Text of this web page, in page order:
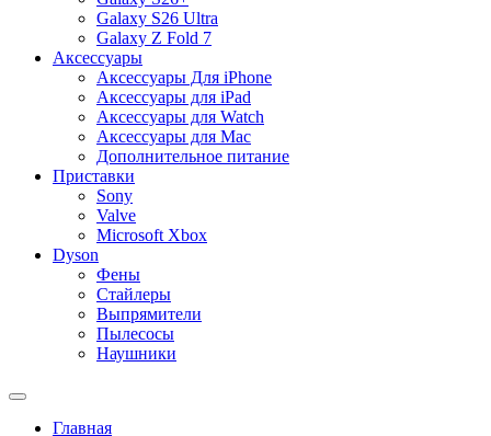
Galaxy S26 Ultra
Galaxy Z Fold 7
Аксессуары
Аксессуары Для iPhone
Аксессуары для iPad
Аксессуары для Watch
Аксессуары для Mac
Дополнительное питание
Приставки
Sony
Valve
Microsoft Xbox
Dyson
Фены
Стайлеры
Выпрямители
Пылесосы
Наушники
Главная